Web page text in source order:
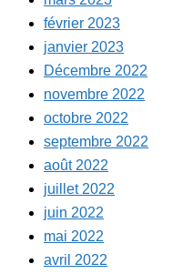
février 2023
janvier 2023
Décembre 2022
novembre 2022
octobre 2022
septembre 2022
août 2022
juillet 2022
juin 2022
mai 2022
avril 2022